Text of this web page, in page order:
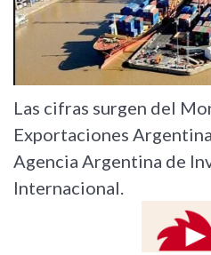
Las cifras surgen del
Exportaciones
Agencia Argentina de
Internacional.